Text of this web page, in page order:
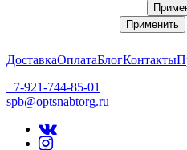
Применить
ДоставкаОплатаБлогКонтакты
+7-921-744-85-01
spb@optsnabtorg.ru